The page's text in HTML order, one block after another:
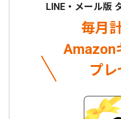
LINE・メール版
毎月
Amazon
プレ